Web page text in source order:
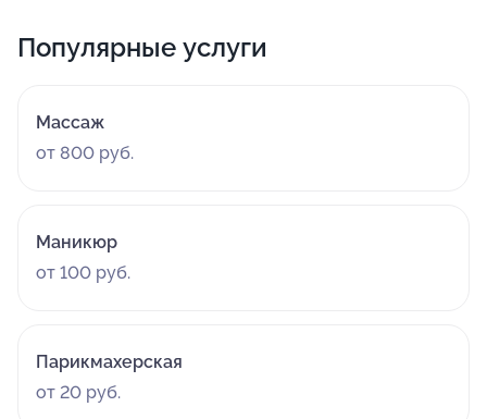
Популярные услуги
Массаж
от 800 руб.
Маникюр
от 100 руб.
Парикмахерская
от 20 руб.